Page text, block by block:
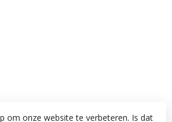
om onze website te verbeteren. Is dat